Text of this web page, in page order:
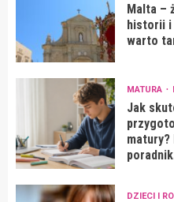
Malta –
historii i
warto
MATURA
Jak
matury?
DZIECI I